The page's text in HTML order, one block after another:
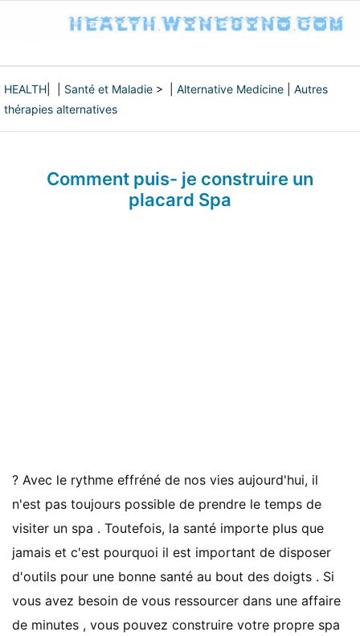
HEALTH Santé et Maladie > | Alternative Medicine
Autres
thérapies alternatives
Comment puis- je construire un
placard Spa
? Avec le rythme effréné de nos vies aujourd'hui, il
n'est pas toujours possible de prendre le temps de
visiter un spa . Toutefois, la santé importe plus que
jamais et c'est pourquoi il est important de disposer
d'outils pour une bonne santé au bout des doigts . Si
vous avez besoin de vous ressourcer dans une affaire
de minutes , vous pouvez construire votre propre spa